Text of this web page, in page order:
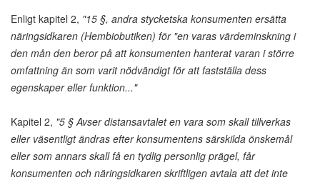
Enligt kapitel 2, "15 §, andra stycketska konsumenten ersätta
näringsidkaren (Hembiobutiken) för "en varas värdeminskning i
den mån den beror på att konsumenten hanterat varan i större
omfattning än som varit nödvändigt för att fastställa dess
egenskaper eller funktion..."
Kapitel 2, "5 § Avser distansavtalet en vara som skall tillverkas
eller väsentligt ändras efter konsumentens särskilda önskemål
eller som annars skall få en tydlig personlig prägel, får
konsumenten och näringsidkaren skriftligen avtala att det inte